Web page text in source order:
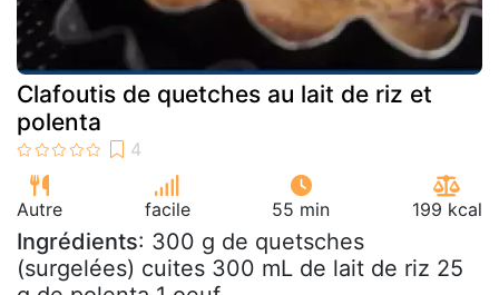
Clafoutis de quetches au lait de riz et
polenta
Autre facile 55 min 199 kcal
Ingrédients: 300 g de quetsches
(surgelées) cuites 300 mL de lait de riz 25